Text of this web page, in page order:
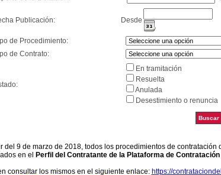
Publicación: Desde
de Procedimiento:
de Contrato:
En tramitación
Resuelta
Anulada
Desestimiento o renuncia
del 9 de marzo de 2018, todos los procedimientos de
en el
Perfil del Contratante de la Plataforma de
consultar los mismos en el siguiente enlace: https://